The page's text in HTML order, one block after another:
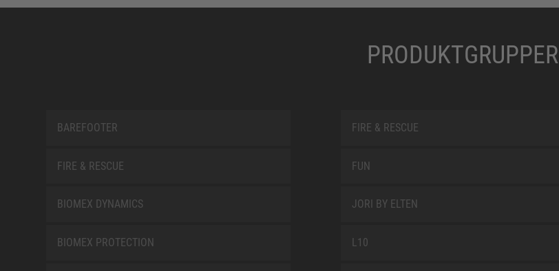
PRODUKTGRUPPER
BAREFOOTER
FIRE & RESCUE
BIOMEX DYNAMICS
BIOMEX PROTECTION
FIRE & RESCUE
FUN
JORI BY ELTEN
L10